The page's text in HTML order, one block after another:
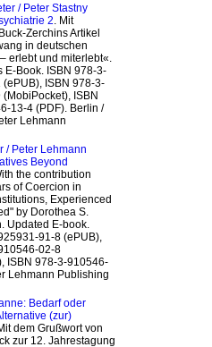
/ Peter Stastny
2. Mit
Zerchins Artikel
in deutschen
erlebt und miterlebt«.
E-Book. ISBN 978-3-
ISBN 978-3-
ISBN
13-4 (PDF). Berlin /
Lehmann
/ Peter Lehmann
Beyond
the contribution
of Coercion in
Experienced
by Dorothea S.
Updated E-book.
91-8 (ePUB),
02-8
ISBN 978-3-910546-
Lehmann Publishing
Bedarf oder
(zur)
dem Grußwort von
zur 12. Jahrestagung